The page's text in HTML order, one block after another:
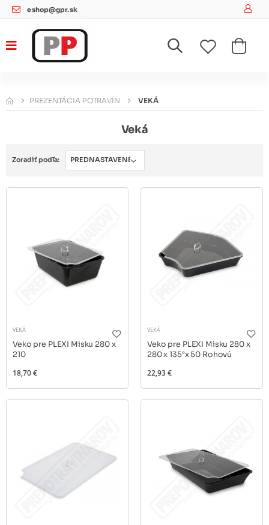
eshop@gpr.sk
PREZENTÁCIA POTRAVÍN VEKÁ
Veká
Zoradiť podľa:
VEKÁ
Veko pre PLEXI Misku 280 x
210
18,70 €
VEKÁ
Veko pre PLEXI Misku 280 x
280 x 135°x 50 Rohovú
22,93 €